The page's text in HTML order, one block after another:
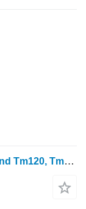
Pignon de boîte de vitesses New Holland Tm120, Tm130, Case Puma Transmission Synchroniser 87567127, 5189 pour tracteur à roues New Holland Tm120, Tm130, Case Puma